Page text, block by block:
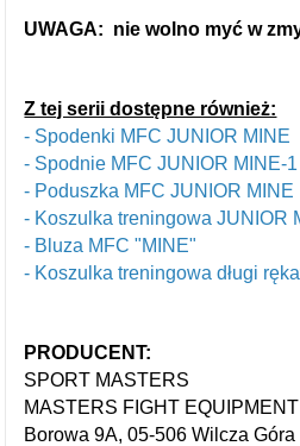
UWAGA: nie wolno myć w
Z tej serii dostępne również:
- Spodenki MFC JUNIOR MINE
- Spodnie MFC JUNIOR MINE-1
- Poduszka MFC JUNIOR MINE
- Koszulka treningowa JUNIOR
- Bluza MFC "MINE"
- Koszulka treningowa długi
PRODUCENT:
SPORT MASTERS
MASTERS FIGHT EQUIPMENT
Borowa 9A, 05-506 Wilcza Góra